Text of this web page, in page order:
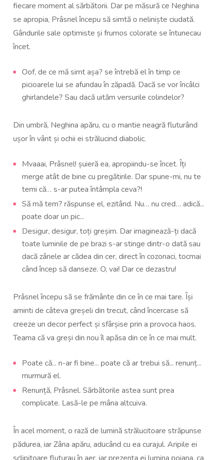
fiecare moment al sărbătorii. Dar pe măsură ce Neghina
se apropia, Prâsnel începu să simtă o neliniște ciudată.
Gândurile sale optimiste și frumos colorate se întunecau
încet.
Oof, de ce mă simt așa? se întrebă el în timp ce
picioarele lui se afundau în zăpadă. Dacă se vor încâlci
ghirlandele? Sau dacă uităm versurile colindelor?
Din umbră, Neghina apăru, cu o mantie neagră fluturând
ușor în vânt și ochii ei strălucind diabolic.
Mvaaai, Prâsnel! șuieră ea, apropiindu-se încet. Îți
merge atât de bine cu pregătirile. Dar spune-mi, nu te
temi că… s-ar putea întâmpla ceva?!
Să mă tem? răspunse el, ezitând. Nu… nu cred… adică...
poate doar un pic...
Desigur, desigur, toți greșim. Dar imaginează-ți dacă
toate luminile de pe brazi s-ar stinge dintr-o dată sau
dacă zânele ar cădea din cer, direct în cozonaci, tocmai
când încep să danseze. O, vai! Dar ce dezastru!
Prâsnel începu să se frământe din ce în ce mai tare. Își
aminti de câteva greșeli din trecut, când încercase să
creeze un decor perfect și sfârșise prin a provoca haos.
Teama că va greși din nou îl apăsa din ce în ce mai mult.
Poate că... n-ar fi bine... poate că ar trebui să... renunț...
murmură el.
Renunță, Prâsnel. Sărbătorile astea sunt prea
complicate. Lasă-le pe mâna altcuiva.
În acel moment, o rază de lumină strălucitoare străpunse
pădurea, iar Zâna apăru, aducând cu ea curajul. Aripile ei